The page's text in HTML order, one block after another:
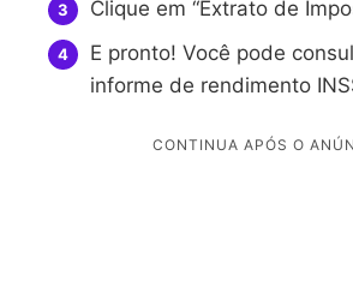
Clique em “Extrato de
E pronto! Você pode
informe de rendimento